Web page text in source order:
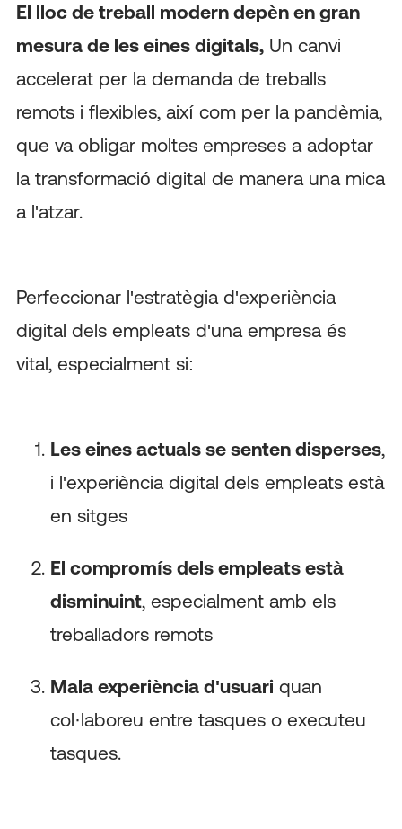
El lloc de treball modern depèn en gran
mesura de les eines digitals, Un canvi
accelerat per la demanda de treballs
remots i flexibles, així com per la pandèmia,
que va obligar moltes empreses a adoptar
la transformació digital de manera una mica
a l'atzar.
Perfeccionar l'estratègia d'experiència
digital dels empleats d'una empresa és
vital, especialment si:
Les eines actuals se senten disperses,
i l'experiència digital dels empleats està
en sitges
El compromís dels empleats està
disminuint, especialment amb els
treballadors remots
Mala experiència d'usuariquan
col·laboreu entre tasques o executeu
tasques.